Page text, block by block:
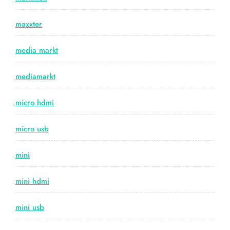
maxxter
media markt
mediamarkt
micro hdmi
micro usb
mini
mini hdmi
mini usb